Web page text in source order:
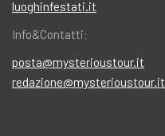
luoghinfestati.it
Info&Contatti:
posta@mysterioustour.it
redazione@mysterioustour.it